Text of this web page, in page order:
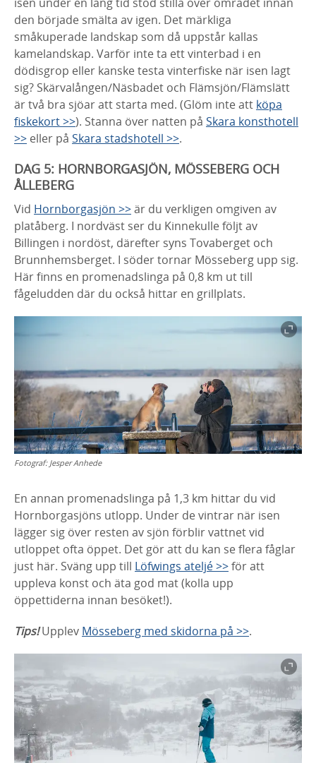
den började smälta av igen. Det märkliga
småkuperade landskap som då uppstår kallas
kamelandskap. Varför inte ta ett vinterbad i en
dödisgrop eller kanske testa vinterfiske när isen lagt
sig? Skärvalången/Näsbadet och Flämsjön/Flämslätt
är två bra sjöar att starta med. (Glöm inte att köpa
fiskekort >>). Stanna över natten på Skara konsthotell
>> eller på Skara stadshotell >>.
DAG 5: HORNBORGASJÖN, MÖSSEBERG OCH
ÅLLEBERG
Vid Hornborgasjön >>är du verkligen omgiven av
platåberg. I nordväst ser du Kinnekulle följt av
Billingen i nordöst, därefter syns Tovaberget och
Brunnhemsberget. I söder tornar Mösseberg upp sig.
Här finns en promenadslinga på 0,8 km ut till
fågeludden där du också hittar en grillplats.
Fotograf: Jesper Anhede
En annan promenadslinga på 1,3 km hittar du vid
Hornborgasjöns utlopp. Under de vintrar när isen
lägger sig över resten av sjön förblir vattnet vid
utloppet ofta öppet. Det gör att du kan se flera fåglar
just här. Sväng upp till Löfwings ateljé >>för att
uppleva konst och äta god mat (kolla upp
öppettiderna innan besöket!).
Tips!Upplev Mösseberg med skidorna på >>.